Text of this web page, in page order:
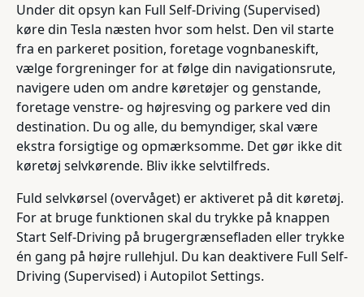
Under dit opsyn kan Full Self-Driving (Supervised)
køre din Tesla næsten hvor som helst. Den vil starte
fra en parkeret position, foretage vognbaneskift,
vælge forgreninger for at følge din navigationsrute,
navigere uden om andre køretøjer og genstande,
foretage venstre- og højresving og parkere ved din
destination. Du og alle, du bemyndiger, skal være
ekstra forsigtige og opmærksomme. Det gør ikke dit
køretøj selvkørende. Bliv ikke selvtilfreds.
Fuld selvkørsel (overvåget) er aktiveret på dit køretøj.
For at bruge funktionen skal du trykke på knappen
Start Self-Driving på brugergrænsefladen eller trykke
én gang på højre rullehjul. Du kan deaktivere Full Self-
Driving (Supervised) i Autopilot Settings.